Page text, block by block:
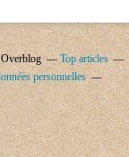
Top articles
personnelles